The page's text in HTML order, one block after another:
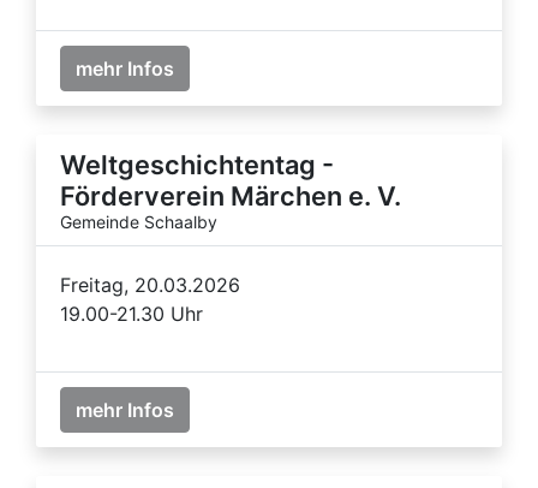
mehr Infos
Weltgeschichtentag -
Förderverein Märchen e. V.
Gemeinde Schaalby
Freitag, 20.03.2026
19.00-21.30 Uhr
mehr Infos